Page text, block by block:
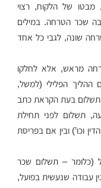
של הלקוח, רצוי
שכר הטרחה. במילים
שונה, לגבי כל אחד
מראש, אלא לחלקו
ההליך הפלילי (למשל,
בעת הקראת כתב
תשלום לפני תחילת
וכו’) ובין אם בפריסת
(כלומר – תשלום שכר
עבודה שנעשית בפועל,